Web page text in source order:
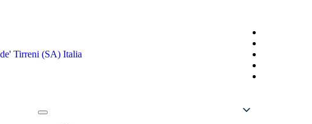
Tirreni (SA) Italia